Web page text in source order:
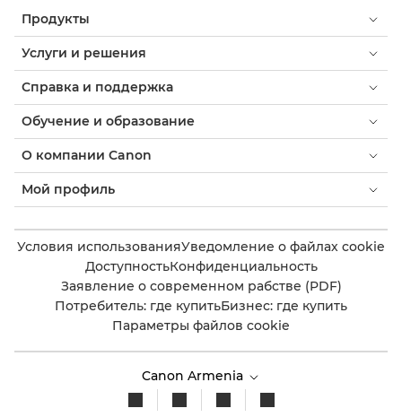
Продукты
Услуги и решения
Справка и поддержка
Обучение и образование
О компании Canon
Мой профиль
Условия использованияУведомление о файлах cookie
ДоступностьКонфиденциальность
Заявление о современном рабстве (PDF)
Потребитель: где купитьБизнес: где купить
Параметры файлов cookie
Canon Armenia